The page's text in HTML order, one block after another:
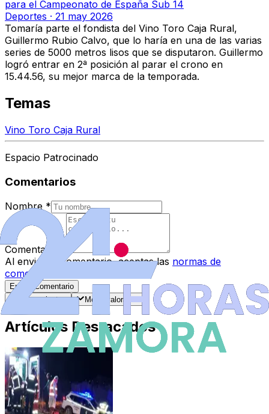
para el Campeonato de España Sub 14
Deportes · 21 may 2026
Tomaría parte el fondista del Vino Toro Caja Rural,
Guillermo Rubio Calvo, que lo haría en una de las varias
series de 5000 metros lisos que se disputaron. Guillermo
logró entrar en 2ª posición al parar el crono en
15.44.56, su mejor marca de la temporada.
Temas
Vino Toro Caja Rural
Espacio Patrocinado
Comentarios
Nombre *
Comentario
Al enviar tu comentario, aceptas las normas de
comentarios
Enviar Comentario
Más recientes
Mejor valorados
Artículos Destacados